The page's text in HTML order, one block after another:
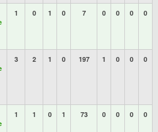
1 0 1 0 7 0 0 0 0
3 2 1 0 197 1 0 0 0
1 1 0 1 73 0 0 0 0